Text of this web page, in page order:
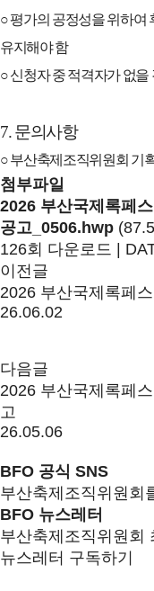
○평가의 공정성을 위하여
유지해야 함
○신청자 중 적격자가 없
7.문의사항
○부산축제조직위원회 기
첨부파일
2026 부산국제록페
공고_0506.hwp
126회 다운로드 |
이전글
2026 부산국제록페
26.06.02
다음글
2026 부산국제록페
고
26.05.06
BFO 공식 SNS
부산축제조직위원회
BFO 뉴스레터
부산축제조직위원회
뉴스레터 구독하기